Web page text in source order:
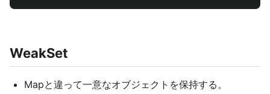
WeakSet
Mapと違って一意なオブジェクトを保持する。